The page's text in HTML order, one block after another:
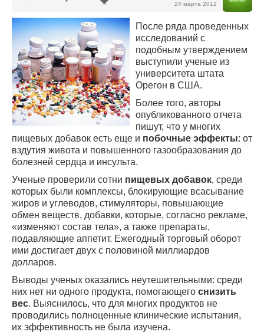
24 марта 2012
После ряда проведенных
исследований с
подобным утверждением
выступили ученые из
университета штата
Орегон в США.
Более того, авторы
опубликованного отчета
пишут, что у многих
пищевых добавок есть еще и побочные эффекты: от
вздутия живота и повышенного газообразования до
болезней сердца и инсульта.
Ученые проверили сотни пищевых добавок, среди
которых были комплексы, блокирующие всасывание
жиров и углеводов, стимуляторы, повышающие
обмен веществ, добавки, которые, согласно рекламе,
«изменяют состав тела», а также препараты,
подавляющие аппетит. Ежегодный торговый оборот
ими достигает двух с половиной миллиардов
долларов.
Выводы ученых оказались неутешительными: среди
них нет ни одного продукта, помогающего снизить
вес. Выяснилось, что для многих продуктов не
проводились полноценные клинические испытания,
их эффективность не была изучена.